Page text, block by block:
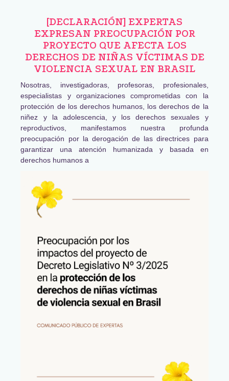
[DECLARACIÓN] EXPERTAS
EXPRESAN PREOCUPACIÓN POR
PROYECTO QUE AFECTA LOS
DERECHOS DE NIÑAS VÍCTIMAS DE
VIOLENCIA SEXUAL EN BRASIL
Nosotras, investigadoras, profesoras, profesionales,
especialistas y organizaciones comprometidas con la
protección de los derechos humanos, los derechos de la
niñez y la adolescencia, y los derechos sexuales y
reproductivos, manifestamos nuestra profunda
preocupación por la derogación de las directrices para
garantizar una atención humanizada y basada en
derechos humanos a